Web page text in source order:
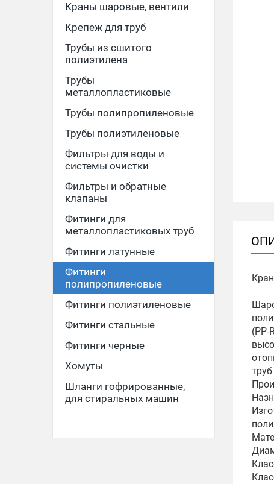
Краны шаровые, вентили
Крепеж для труб
Трубы из сшитого
полиэтилена
Трубы
металлопластиковые
Трубы полипропиленовые
Трубы полиэтиленовые
Фильтры для воды и
системы очистки
Фильтры и обратные
клапаны
Фитинги для
металлопластиковых труб
Фитинги латунные
Фитинги
полипропиленовые
Фитинги полиэтиленовые
Фитинги стальные
Фитинги черные
Хомуты
Шланги гофрированные,
для стиральных машин
(PP-